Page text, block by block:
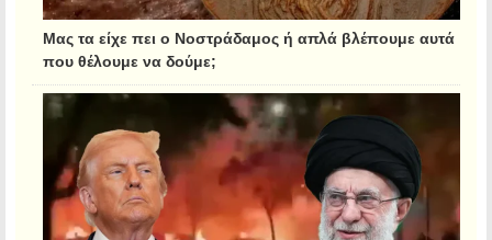
Μας τα είχε πει ο Νοστράδαμος ή απλά βλέπουμε αυτά
που θέλουμε να δούμε;